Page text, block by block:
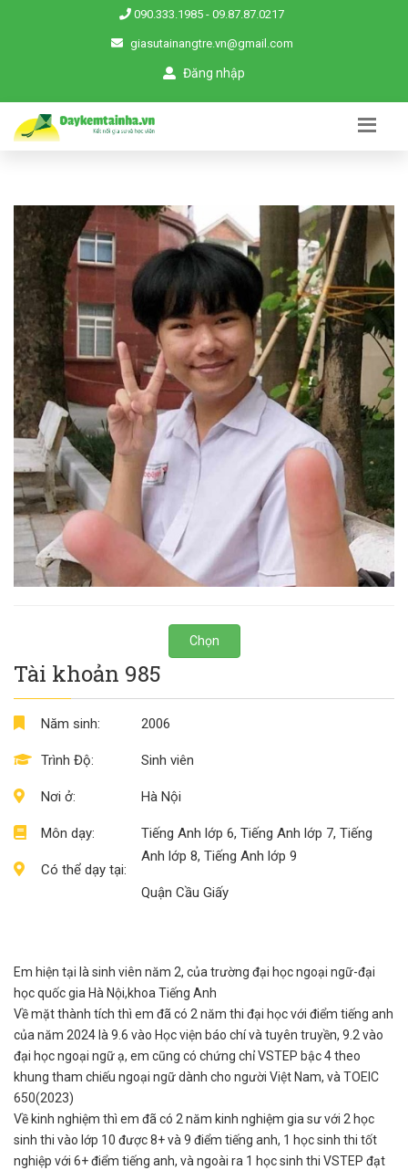
090.333.1985 - 09.87.87.0217
giasutainangtre.vn@gmail.com
Đăng nhập
Chọn
Tài khoản 985
Năm sinh:
Trình Độ:
Nơi ở:
Môn dạy:
Có thể dạy tại:
2006
Sinh viên
Hà Nội
Tiếng Anh lớp 6, Tiếng Anh lớp 7, Tiếng
Anh lớp 8, Tiếng Anh lớp 9
Quận Cầu Giấy
Em hiện tại là sinh viên năm 2, của trường đại học ngoại ngữ-đại
học quốc gia Hà Nội,khoa Tiếng Anh
Về mặt thành tích thì em đã có 2 năm thi đại học với điểm tiếng anh
của năm 2024 là 9.6 vào Học viện báo chí và tuyên truyền, 9.2 vào
đại học ngoại ngữ ạ, em cũng có chứng chỉ VSTEP bậc 4 theo
khung tham chiếu ngoại ngữ dành cho người Việt Nam, và TOEIC
650(2023)
Về kinh nghiệm thì em đã có 2 năm kinh nghiệm gia sư với 2 học
sinh thi vào lớp 10 được 8+ và 9 điểm tiếng anh, 1 học sinh thi tốt
nghiệp với 6+ điểm tiếng anh, và ngoài ra 1 học sinh thi VSTEP đạt